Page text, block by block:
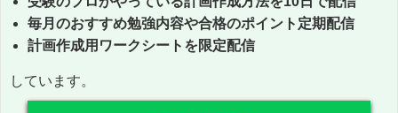
毎月のおすすめ勉強内容や合格のポイント定期配信
計画作成用ワークシートを限定配信
しています。